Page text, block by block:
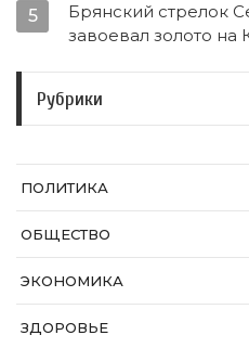
5
Брянский стрелок
завоевал золото на
Рубрики
ПОЛИТИКА
ОБЩЕСТВО
ЭКОНОМИКА
ЗДОРОВЬЕ